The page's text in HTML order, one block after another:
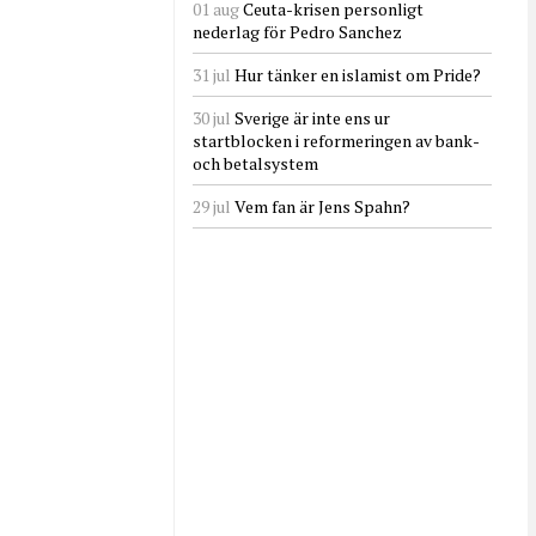
01 augCeuta-krisen personligt
nederlag för Pedro Sanchez
31 jul Hur tänker en islamist om Pride?
30 jul Sverige är inte ens ur
startblocken i reformeringen av bank-
och betalsystem
29 jul Vem fan är Jens Spahn?